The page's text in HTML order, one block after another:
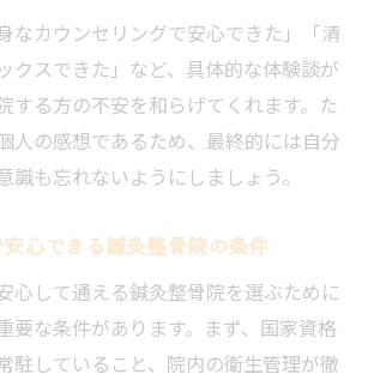
を目指す鍼灸整骨院のオーダーメ
盤矯正が得意な鍼灸整骨院の見分け
を重視した鍼灸整骨院の選び方解説
いやすい鍼灸整骨院のメリット解
なカウンセリングで安心できた」「清
クスできた」など、具体的な体験談が
する方の不安を和らげてくれます。た
人の感想であるため、最終的には自分
識も忘れないようにしましょう。
心できる鍼灸整骨院の条件
心して通える鍼灸整骨院を選ぶために
要な条件があります。まず、国家資格
駐していること、院内の衛生管理が徹